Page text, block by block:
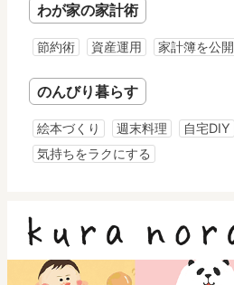
わが家の家計術
節約術 資産運用 家計簿を公開
のんびり暮らす
絵本づくり 週末料理 自宅DIY
気持ちをラクにする